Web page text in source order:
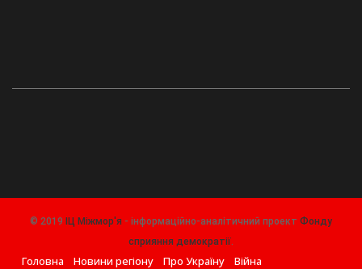
© 2019 ІЦ Міжмор'я - інформаційно-аналітичний проект Фонду
сприяння демократії.
Головна Новини регіону Про Україну Війна